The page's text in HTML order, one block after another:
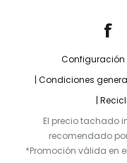
Condiciones
El precio tachado
recomendado
*Promoción válida en